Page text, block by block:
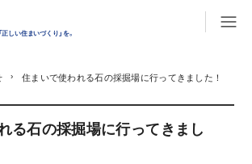
正しい住まいづくり」を。
› 住まいで使われる石の採掘場に行ってきました！
る石の採掘場に行ってきまし